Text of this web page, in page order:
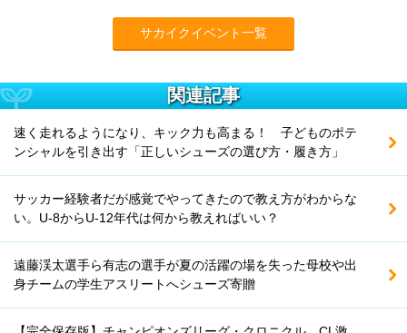
サカイクイベント一覧
関連記事
速く走れるようになり、キック力も高まる！ 子どものポテ
ンシャルを引き出す「正しいシューズの選び方・履き方」
サッカー経験者だが感覚でやってきたので教え方がわからな
い。U-8からU-12年代は何から教えればいい？
遠藤渓太選手ら有志の選手が夏の活躍の場を失った母校や出
身チームの学生アスリートへシューズ寄贈